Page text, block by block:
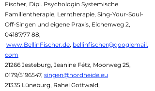
Fischer, Dipl. Psychologin Systemische
Familientherapie, Lerntherapie, Sing-Your-Soul-
Off-Singen und eigene Praxis, Eichenweg 2,
04187/77 88,
www.BellinFischer.de, bellinfischer@googlemail.
com
21266 Jesteburg, Jeanine Fétz, Moorweg 25,
0179/5196547, singen@nordheide.eu
21335 Lüneburg, Rahel Gottwald,